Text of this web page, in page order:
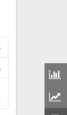
قیمت مواد
قیمت مواد